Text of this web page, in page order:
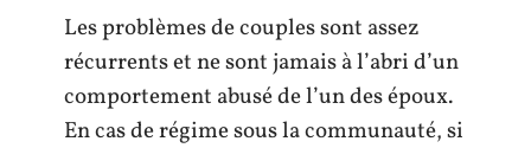
Les problèmes de couples sont assez
récurrents et ne sont jamais à l’abri d’un
comportement abusé de l’un des époux.
En cas de régime sous la communauté, si